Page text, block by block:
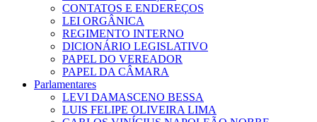
CONTATOS E ENDEREÇOS
LEI ORGÂNICA
REGIMENTO INTERNO
DICIONÁRIO LEGISLATIVO
PAPEL DO VEREADOR
PAPEL DA CÂMARA
Parlamentares
LEVI DAMASCENO BESSA
LUIS FELIPE OLIVEIRA LIMA